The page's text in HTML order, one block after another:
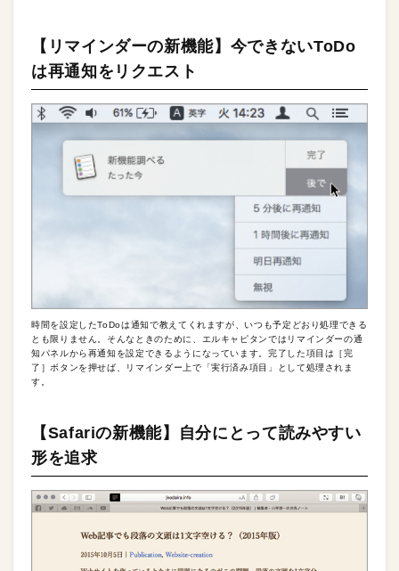
【リマインダーの新機能】今できないToDo
は再通知をリクエスト
時間を設定したToDoは通知で教えてくれますが、いつも予定どおり処理できる
とも限りません。そんなときのために、エルキャピタンではリマインダーの通
知パネルから再通知を設定できるようになっています。完了した項目は［完
了］ボタンを押せば、リマインダー上で「実行済み項目」として処理されま
す。
【Safariの新機能】自分にとって読みやすい
形を追求